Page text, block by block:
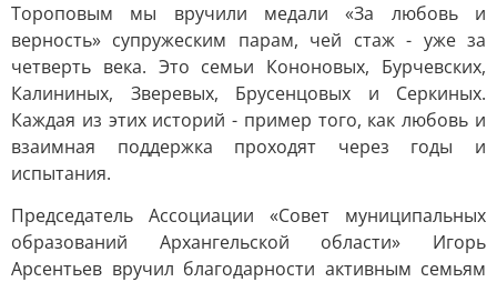
Тороповым мы вручили медали «За любовь и
верность» супружеским парам, чей стаж - уже за
четверть века. Это семьи Кононовых, Бурчевских,
Калининых, Зверевых, Брусенцовых и Серкиных.
Каждая из этих историй - пример того, как любовь и
взаимная поддержка проходят через годы и
испытания.
Председатель Ассоциации «Совет муниципальных
образований Архангельской области» Игорь
Арсентьев вручил благодарности активным семьям